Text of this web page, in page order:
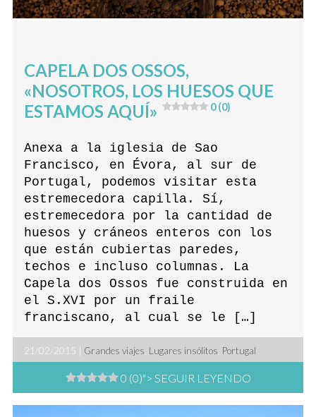
CAPELA DOS OSSOS,
«NOSOTROS, LOS HUESOS QUE
ESTAMOS AQUÍ»
0 (0)
Anexa a la iglesia de Sao
Francisco, en Évora, al sur de
Portugal, podemos visitar esta
estremecedora capilla. Sí,
estremecedora por la cantidad de
huesos y cráneos enteros con los
que están cubiertas paredes,
techos e incluso columnas. La
Capela dos Ossos fue construida en
el S.XVI por un fraile
franciscano, al cual se le […]
21/02/2015 | Grandes viajes Lugares insólitos Portugal
0 (0)"> SEGUIR LEYENDO